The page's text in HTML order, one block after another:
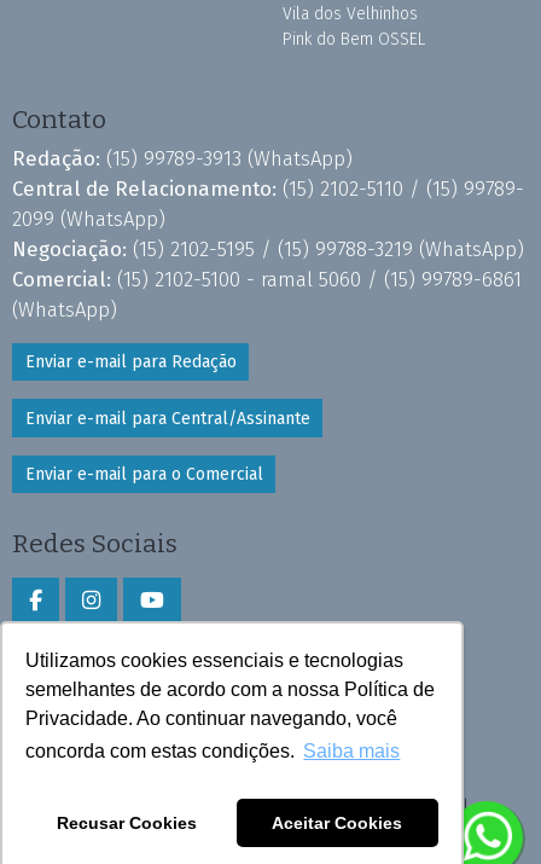
Utilizamos cookies essenciais e tecnologias
semelhantes de acordo com a nossa Política de
Privacidade. Ao continuar navegando, você
concorda com estas condições. Saiba mais
Recusar Cookies Aceitar Cookies
Vila dos Velhinhos
Pink do Bem OSSEL
Contato
Redação: (15) 99789-3913 (WhatsApp)
Central de Relacionamento: (15) 2102-5110 / (15) 99789-
2099 (WhatsApp)
Negociação: (15) 2102-5195 / (15) 99788-3219 (WhatsApp)
Comercial: (15) 2102-5100 - ramal 5060 / (15) 99789-6861
(WhatsApp)
Enviar e-mail para Redação
Enviar e-mail para Central/Assinante
Enviar e-mail para o Comercial
Redes Sociais
Faça download do aplicativo
Play Store e App Store
Todos os direitos reservados © 2026 Cruzeiro do Sul